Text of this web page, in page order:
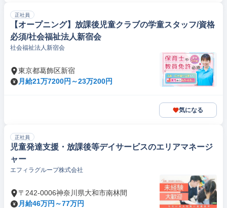
正社員
【オープニング】放課後児童クラブの学童スタッフ/資格
必須/社会福祉法人新宿会
社会福祉法人新宿会
東京都葛飾区新宿
月給21万7200円～23万200円
気になる
正社員
児童発達支援・放課後等デイサービスのエリアマネージ
ャー
エフィラグループ株式会社
〒242-0006神奈川県大和市南林間
月給46万円～77万円